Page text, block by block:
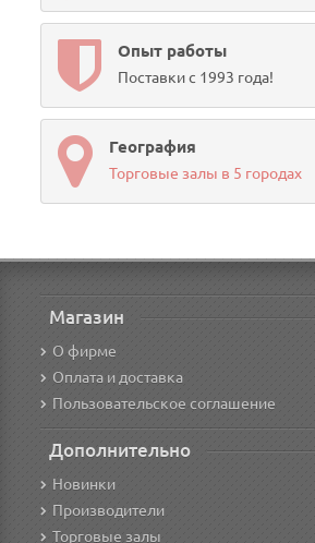
Опыт работы
Поставки с 1993 года!
География
Торговые залы в 5 городах
Магазин
О фирме
Оплата и доставка
Пользовательское соглашение
Дополнительно
Новинки
Производители
Торговые залы